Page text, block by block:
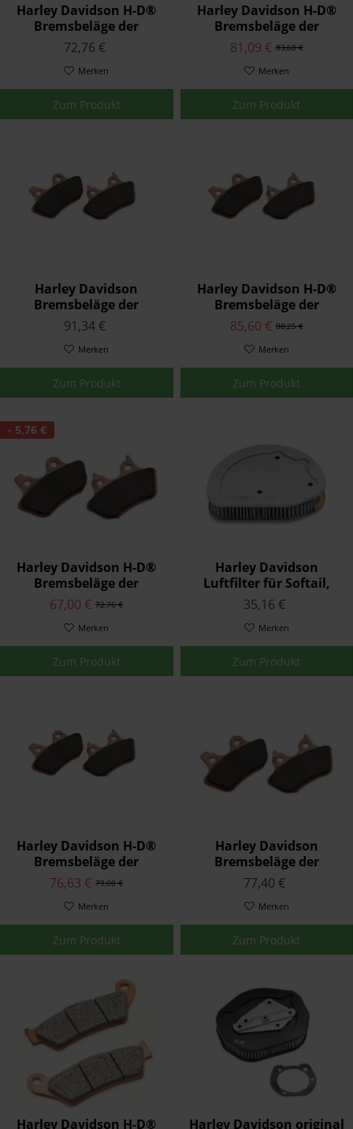
Harley Davidson H-D®
Bremsbeläge der
Serienausstattung
42029-07
72,76 €
Merken
Zum Produkt
Harley Davidson H-D®
Bremsbeläge der
Serienausstattung
42831-04A
83,60 €
81,09 €
Merken
Zum Produkt
Harley Davidson
Bremsbeläge der
Serienausstattung
42298-08
91,34 €
Merken
Zum Produkt
Harley Davidson H-D®
Bremsbeläge der
Serienausstattung
42739-08
88,25 €
85,60 €
Merken
Zum Produkt
- 5,76 €
Harley Davidson H-D®
Bremsbeläge der
Serienausstattung
42310-08
72,76 €
67,00 €
Merken
Zum Produkt
Harley Davidson
Luftfilter für Softail,
Touring & Trike Modelle
29400045
35,16 €
Merken
Zum Produkt
Harley Davidson H-D®
Bremsbeläge der
Serienausstattung
42850-06B
79,00 €
76,63 €
Merken
Zum Produkt
Harley Davidson
Bremsbeläge der
Serienausstattung
44082-08
77,40 €
Merken
Zum Produkt
Harley Davidson H-D®
Harley Davidson original